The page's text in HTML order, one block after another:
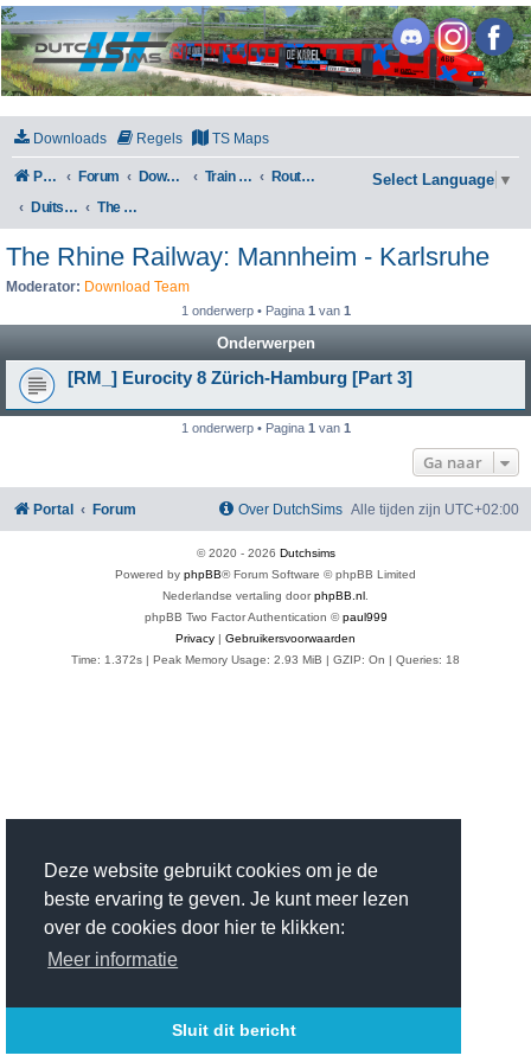
Deze website gebruikt cookies om je de
beste ervaring te geven. Je kunt meer lezen
over de cookies door hier te klikken:
Meer informatie
Sluit dit bericht
DutchSims
Downloads Regels TS Maps
Portal Forum Downloads Train Simulator Classic
Routes en Scenarios
Duitsland
The Rhine Railway: Mannheim - Karlsruhe
Select Language ▼
The Rhine Railway: Mannheim - Karlsruhe
Moderator: Download Team
1 onderwerp • Pagina 1 van 1
Onderwerpen
[RM_] Eurocity 8 Zürich-Hamburg [Part 3]
1 onderwerp • Pagina 1 van 1
Ga naar
Portal Forum Alle tijden zijn UTC+02:00
Over DutchSims
© 2020 - 2026 Dutchsims
Powered by phpBB® Forum Software © phpBB Limited
Nederlandse vertaling doorphpBB.nl
phpBB Two Factor Authentication ©paul999
Privacy | Gebruikersvoorwaarden
Time: 1.372s | Peak Memory Usage: 2.93 MiB | GZIP: On | Queries: 18